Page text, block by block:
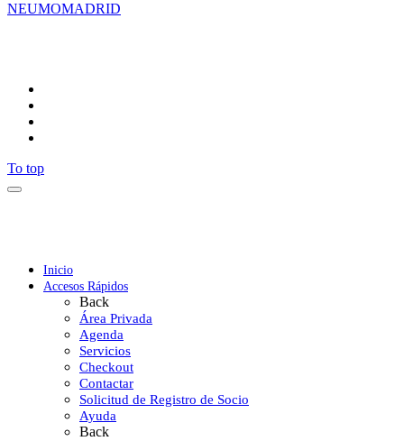
NEUMOMADRID
To top
Inicio
Accesos Rápidos
Back
Área Privada
Agenda
Servicios
Checkout
Contactar
Solicitud de Registro de Socio
Ayuda
Back